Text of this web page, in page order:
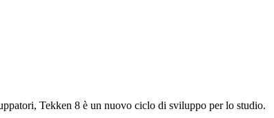
Tekken 8 è un nuovo ciclo di sviluppo per lo studio.